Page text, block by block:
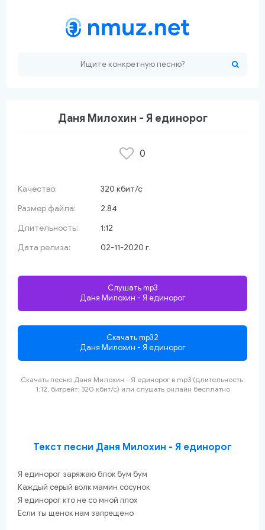
Даня Милохин - Я единорог
0
Качество:
320 кбит/с
Размер файла:
2.84
Длительность:
1:12
Дата релиза:
02-11-2020 г.
Слушать mp3
Даня Милохин - Я единорог
Скачать mp32
Даня Милохин - Я единорог
Скачать песню Даня Милохин - Я единорогв mp3 (длительность:
1:12, битрейт: 320 кбит/с) или слушать онлайн бесплатно
Текст песни Даня Милохин - Я единорог
Я единорог заряжаю блок бум бум
Каждый серый волк мамин сосунок
Я единорог кто не со мной плох
Если ты щенок нам запрещено
сарафан